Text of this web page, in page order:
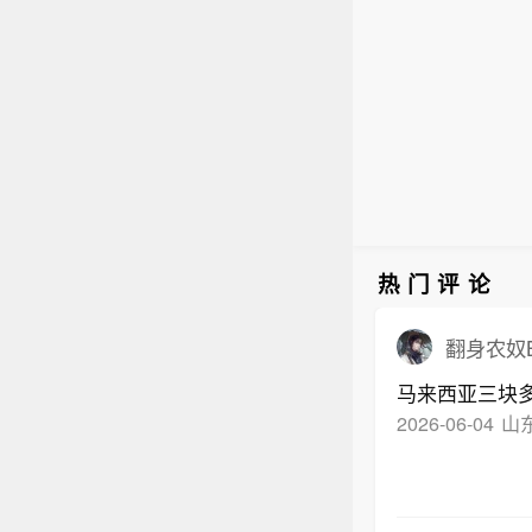
热门评论
翻身农
马来西亚三块
2026-06-04 山